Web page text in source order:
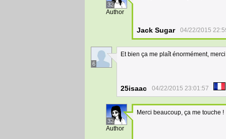
32
Author
Jack Sugar 04/22/2015
6
Et bien ça me plaît énormément,
25isaac 04/22/2015 23:01:57
32
Author
Merci beaucoup, ça me touche !